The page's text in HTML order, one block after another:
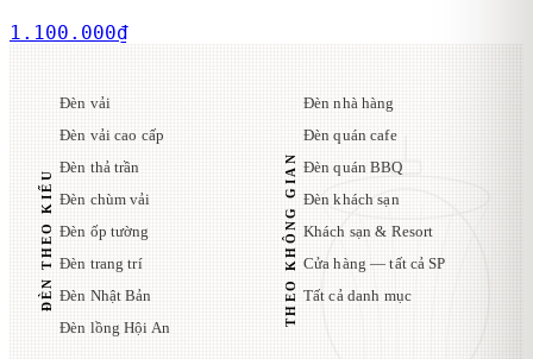
1.100.000₫
ĐÈN THEO KIỂU
Đèn vải
Đèn vải cao cấp
Đèn thả trần
Đèn chùm vải
Đèn ốp tường
Đèn trang trí
Đèn Nhật Bản
Đèn lồng Hội An
THEO KHÔNG GIAN
Đèn nhà hàng
Đèn quán cafe
Đèn quán BBQ
Đèn khách sạn
Khách sạn & Resort
Cửa hàng — tất cả SP
Tất cả danh mục